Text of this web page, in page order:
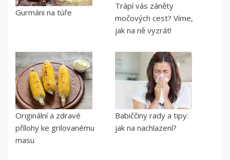
Gurmáni na túře
Trápí vás záněty
močových cest? Víme,
jak na ně vyzrát!
Originální a zdravé
přílohy ke grilovanému
masu
Babiččiny rady a tipy:
jak na nachlazení?